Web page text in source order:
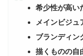
希少性が高い
メインビジュ
ブランディン
描くものの自